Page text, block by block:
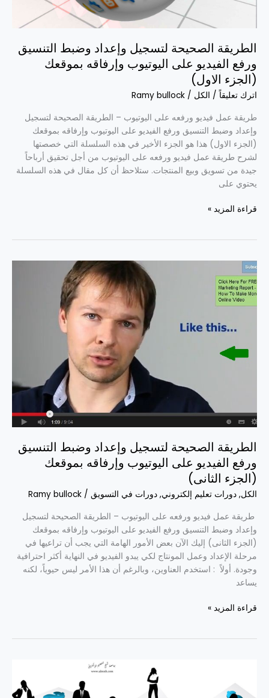
الطريقة الصحيحة لتسجيل وإعداد وضبط التنسيق
ورفع الفيديو على اليوتيوب وإرفاقه بموقعك
(الجزء الاول)
اترك تعليقاً / الكل /
Ramy bullock
طريقة عمل فيديو ورفعه على اليوتيوب – الطريقة الصحيحة لتسجيل
وإعداد وضبط التنسيق ورفع الفيديو على اليوتيوب وإرفاقه بموقعك
(الجزء الاول) هذا هو الجزء الأخير في هذه السلسلة التي خصصتها
لشرح طريقة عمل فيديو ورفعه على اليوتيوب من أجل تحقيق أرباحاً
جيدة من تسويق وبيع المنتجات. ستلاحظ أن كل مقال في هذه السلسلة
يحتوي على
(الجزء
قراءة المزيد »
الطريقة الصحيحة لتسجيل وإعداد وضبط التنسيق
ورفع الفيديو على اليوتيوب وإرفاقه بموقعك
(الجزء الثانى)
الكل, دورات تعليم إلكتروني, دورات في التسويق /
Ramy bullock
طريقة عمل فيديو ورفعه على اليوتيوب – الطريقة الصحيحة لتسجيل
وإعداد وضبط التنسيق ورفع الفيديو على اليوتيوب وإرفاقه بموقعك
(الجزء الثانى) إليك الآن بعض الأمور الهامة التي يجب أن تراعيها في
مرحلة الإعداد وعمل المونتاج لكي يبدو الفيديو في النهاية أكثر احترافية
وجودة. أولاً : استخدم العناوين، وبالرغم أن هذا الأمر ليس حيوياً، لكنه
يساعد
الطريقة
الصحيحة
لتسجيل
وإعداد
التنسيق
الفيديو
بموقعك
(الجزء
قراءة المزيد »
الفيديو